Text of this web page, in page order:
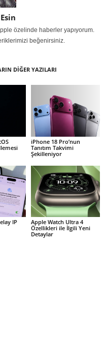
özelinde haberler yapıyorum.
beğenirsiniz.
DİĞER YAZILARI
iPhone 18 Pro’nun
Tanıtım Takvimi
Şekilleniyor
IP
Apple Watch Ultra 4
Özellikleri ile İlgili Yeni
Detaylar